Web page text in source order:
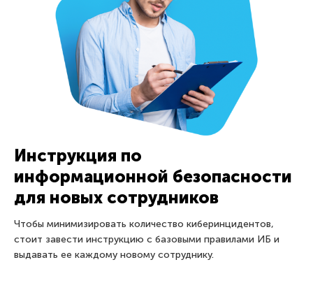
Инструкция по
информационной безопасности
для новых сотрудников
Чтобы минимизировать количество киберинцидентов,
стоит завести инструкцию с базовыми правилами ИБ и
выдавать ее каждому новому сотруднику.